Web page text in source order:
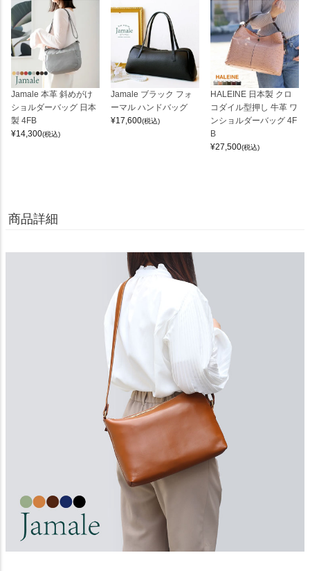
Jamale 本革 斜めがけ
ショルダーバッグ 日本
製 4FB
¥14,300(税込)
Jamale ブラック フォ
ーマル ハンドバッグ
¥17,600(税込)
HALEINE 日本製 クロ
コダイル型押し 牛革 ワ
ンショルダーバッグ 4F
B
¥27,500(税込)
商品詳細